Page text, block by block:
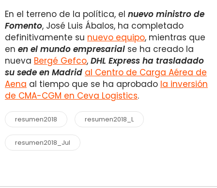
En el terreno de la política, el nuevo ministro de
Fomento, José Luis Ábalos, ha completado
definitivamente su nuevo equipo, mientras que
en en el mundo empresarial se ha creado la
nueva Bergé Gefco, DHL Express ha trasladado
su sede en Madrid al Centro de Carga Aérea de
Aena al tiempo que se ha aprobado la inversión
de CMA-CGM en Ceva Logistics.
resumen2018 resumen2018_L
resumen2018_Jul